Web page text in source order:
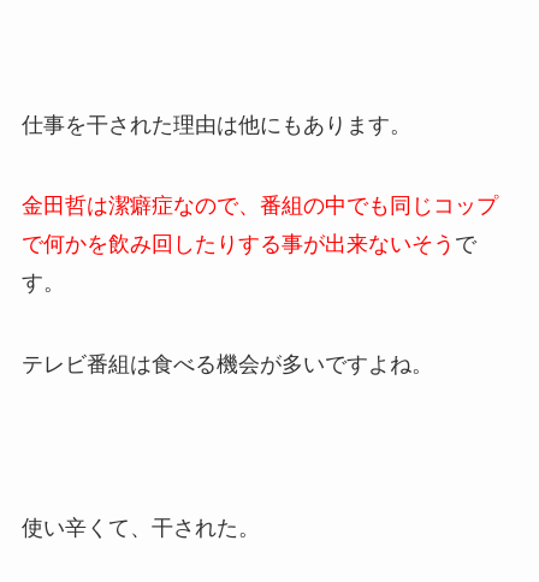
仕事を干された理由は他にもあります。
金田哲は潔癖症なので、番組の中でも同じコップ
で何かを飲み回したりする事が出来ないそう で
す。
テレビ番組は食べる機会が多いですよね。
使い辛くて、干された。